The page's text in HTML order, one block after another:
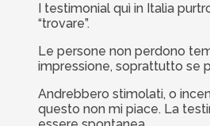
I testimonial quì in Italia
“trovare”.
Le persone non perdono
impressione, soprattutto se
Andrebbero stimolati, o
questo non mi piace. La